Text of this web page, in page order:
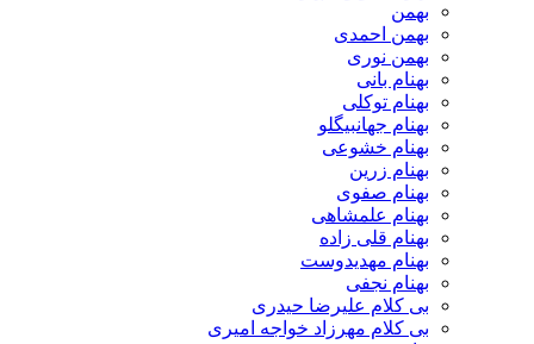
بهمن احمدی
بهمن نوری
بهنام بانی
بهنام توکلی
بهنام جهانبیگلو
بهنام خشوعی
بهنام زرین
بهنام صفوی
بهنام علمشاهی
بهنام قلی زاده
بهنام مهدیدوست
بهنام نجفی
بی کلام علیرضا حیدری
بی کلام مهرزاد خواجه امیری